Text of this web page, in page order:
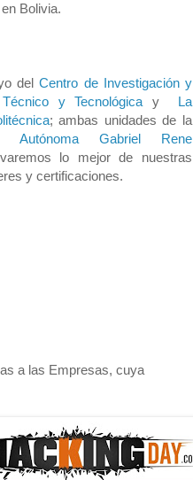
Bolivia.
delCentro de Investigación y
y Tecnológica y La
; ambas unidades de la
Autónoma Gabriel Rene
lo mejor de nuestras
y certificaciones.
a las Empresas, cuya